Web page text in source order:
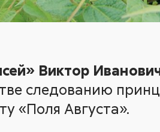
Виктор
следованию
«Поля Августа».